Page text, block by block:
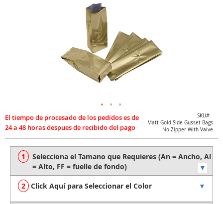
SKU
Matt Gold Side Gusset Bags
No Zipper With Valve
Click Aquí para Seleccionar el Color
Skip
to
the
beginning
images
gallery